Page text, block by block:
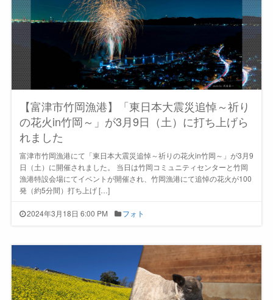
【富津市竹岡漁港】「東日本大震災追悼～祈り
の花火in竹岡～」が3月9日（土）に打ち上げら
れました
富津市竹岡漁港にて「東日本大震災追悼～祈りの花火in竹岡～」が3月9
日（土）に開催されました。 当日は竹岡コミュニティセンターと竹岡
漁港特設会場にてイベントが開催され、竹岡漁港にて追悼の花火が100
発（約5分間）打ち上げ […]
2024年3月18日 6:00 PM フォト